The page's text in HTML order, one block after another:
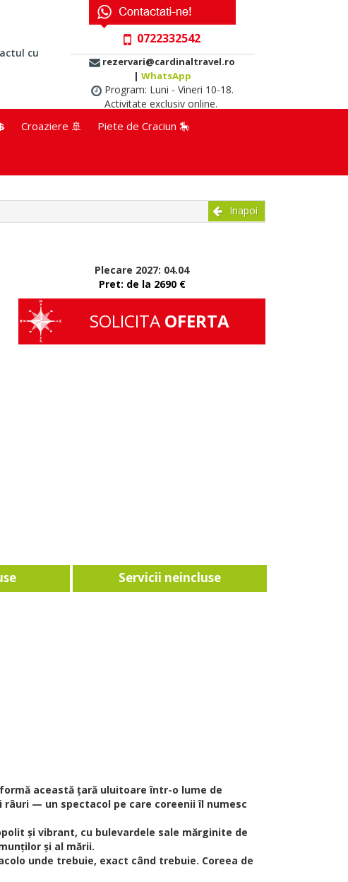
cu
0722332542
rezervari@cardinaltravel.ro
| WhatsApp
Program: Luni - Vineri 10-18.
Activitate exclusiv online.
Croaziere 🚢 Piete de Craciun 🎠
Inapoi
Plecare 2027: 04.04
Pret: de la 2690 €
SOLICITA OFERTA
Servicii neincluse
această țară uluitoare într-o lume de
— un spectacol pe care coreenii îl numesc
și vibrant, cu bulevardele sale mărginite de
și al mării.
unde trebuie, exact când trebuie. Coreea de